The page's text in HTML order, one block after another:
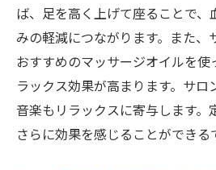
ば、足を高く上げて座ることで、
みの軽減につながります。また、
おすすめのマッサージオイルを使
ラックス効果が高まります。サロ
音楽もリラックスに寄与します。
さらに効果を感じることができる